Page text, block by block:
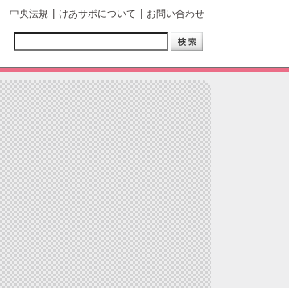
中央法規 けあサポについて お問い合わせ